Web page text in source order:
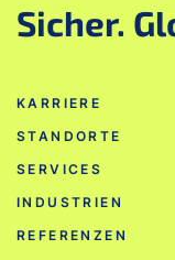
Sicher.
KARRIERE
STANDORTE
SERVICES
INDUSTRIEN
REFERENZEN